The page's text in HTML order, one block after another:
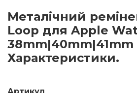
Металічний
Loop для Apple
38mm|40mm|41mm
Характеристики.